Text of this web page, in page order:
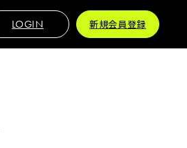
LOGIN 新規会員登録